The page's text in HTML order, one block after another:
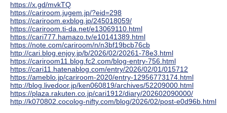
https://x.gd/mvkTQ
https://cariroom.jugem.jp/?eid=298
https://cariroom.exblog.jp/245018059/
https://cariroom.ti-da.net/e13069110.html
https://cari777.hamazo.tv/e10141389.html
https://note.com/cariroom/n/n3bf19bcb76cb
http://cari.blog.enjoy.jp/b/2026/02/20261-78e3.html
https://cariroom11.blog.fc2.com/blog-entry-756.html
https://cari11.hatenablog.com/entry/2026/02/01/015712
https://ameblo.jp/cariroom-2020/entry-12956773174.html
http://blog.livedoor.jp/ken060819/archives/52209000.html
https://plaza.rakuten.co.jp/cari1912/diary/202602090000/
http://k070802.cocolog-nifty.com/blog/2026/02/post-e0d96b.html